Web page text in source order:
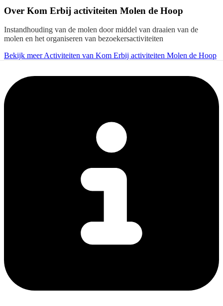
Over Kom Erbij activiteiten Molen de Hoop
Instandhouding van de molen door middel van draaien van de
molen en het organiseren van bezoekersactiviteiten
Bekijk meer Activiteiten van Kom Erbij activiteiten Molen de Hoop